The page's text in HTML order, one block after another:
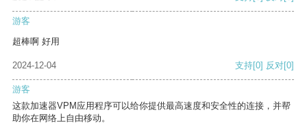
游客
超棒啊 好用
2024-12-04 支持[0] 反对[0]
游客
这款加速器VPM应用程序可以给你提供最高速度和安全性的连接，并帮
助你在网络上自由移动。